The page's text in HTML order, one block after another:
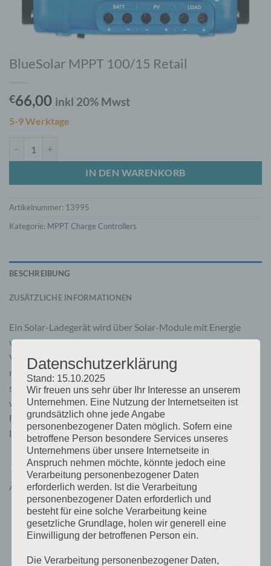
BlueSolar MPPT 100/15 Retail
€66,00 inkl 20% Mwst
5-9 Werktage
IN DEN WARENKORB
Artikelnummer: 13995
Kategorie: MPPT Charge Controllers
BESCHREIBUNG
ZUSÄTZLICHE INFORMATIONEN
Ein Solar-Ladegerät wird über Solar-Module mit Energie
versorgt und speichert diese dann in Batterien. Unter
Verwendung der neusten und schnellsten Technologie
maximiert das BlueSolar diese Energiegewinnung und lenkt
sie auf intelligente Weise, um die Batterien in so kurzer Zeit
wie möglich voll aufzuladen. Das Blue Solar erhält die
Funktionsfähigkeit der Batterie und verlängert so ihre
Lebensdauer.
ÄHNLICHE PRODUKTE
Datenschutzerklärung
Stand: 15.10.2025
Wir freuen uns sehr über Ihr Interesse an unserem
Unternehmen. Eine Nutzung der Internetseiten ist
grundsätzlich ohne jede Angabe
personenbezogener Daten möglich. Sofern eine
betroffene Person besondere Services unseres
Unternehmens über unsere Internetseite in
Anspruch nehmen möchte, könnte jedoch eine
Verarbeitung personenbezogener Daten
erforderlich werden. Ist die Verarbeitung
personenbezogener Daten erforderlich und
besteht für eine solche Verarbeitung keine
gesetzliche Grundlage, holen wir generell eine
Einwilligung der betroffenen Person ein.
Die Verarbeitung personenbezogener Daten,